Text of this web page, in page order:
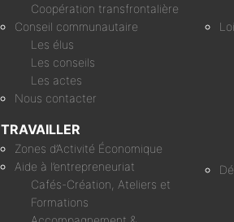
Coopération transfrontalière
Conseil communautaire
Les élus
Les conseils
Les actes
Nous contacter
TRAVAILLER
Zones d’Activité Économique
Aide à l’entrepreneuriat
Cafés-Création, Ateliers et
Formations